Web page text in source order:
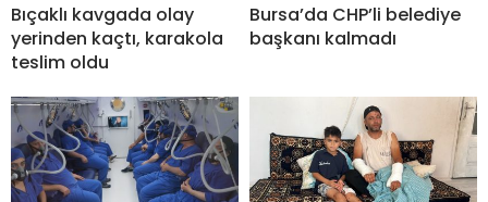
Bıçaklı kavgada olay
yerinden kaçtı, karakola
teslim oldu
Bursa’da CHP’li belediye
başkanı kalmadı